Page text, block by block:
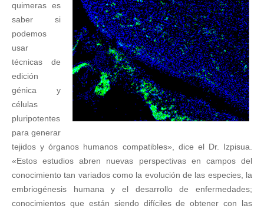
quimeras es
saber si
podemos
usar
técnicas de
edición
génica y
células
pluripotentes
para generar
tejidos y órganos humanos compatibles», dice el Dr. Izpisua.
«Estos estudios abren nuevas perspectivas en campos del
conocimiento tan variados como la evolución de las especies, la
embriogénesis humana y el desarrollo de enfermedades;
conocimientos que están siendo difíciles de obtener con las